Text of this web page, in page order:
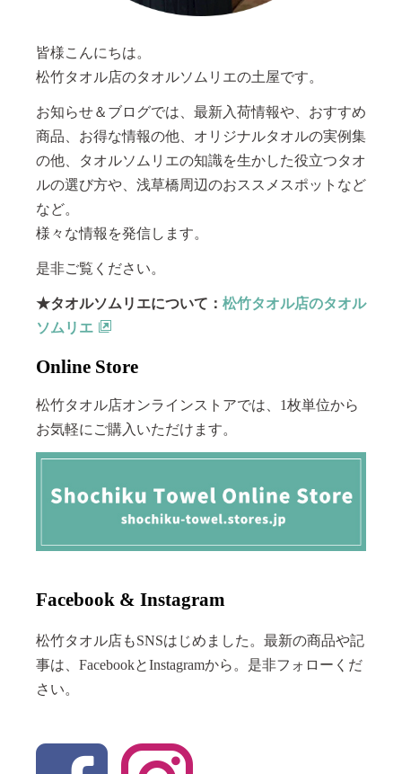
皆様こんにちは。
松竹タオル店のタオルソムリエの土屋です。
お知らせ＆ブログでは、最新入荷情報や、おすすめ
商品、お得な情報の他、オリジナルタオルの実例集
の他、タオルソムリエの知識を生かした役立つタオ
ルの選び方や、浅草橋周辺のおススメスポットなど
など。
様々な情報を発信します。
是非ご覧ください。
★タオルソムリエについて： 松竹タオル店のタオル
ソムリエ
Online Store
松竹タオル店オンラインストアでは、1枚単位から
お気軽にご購入いただけます。
Facebook & Instagram
松竹タオル店もSNSはじめました。最新の商品や記
事は、FacebookとInstagramから。是非フォローくだ
さい。